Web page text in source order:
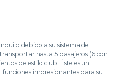
debido a su sistema de
hasta 5 pasajeros (6 con
de estilo club. Éste es un
impresionantes para su